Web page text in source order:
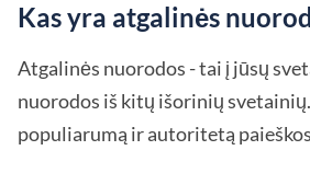
Kas yra atgalinės
Atgalinės nuorodos - tai į jūsų
nuorodos iš kitų išorinių
populiarumą ir autoritetą